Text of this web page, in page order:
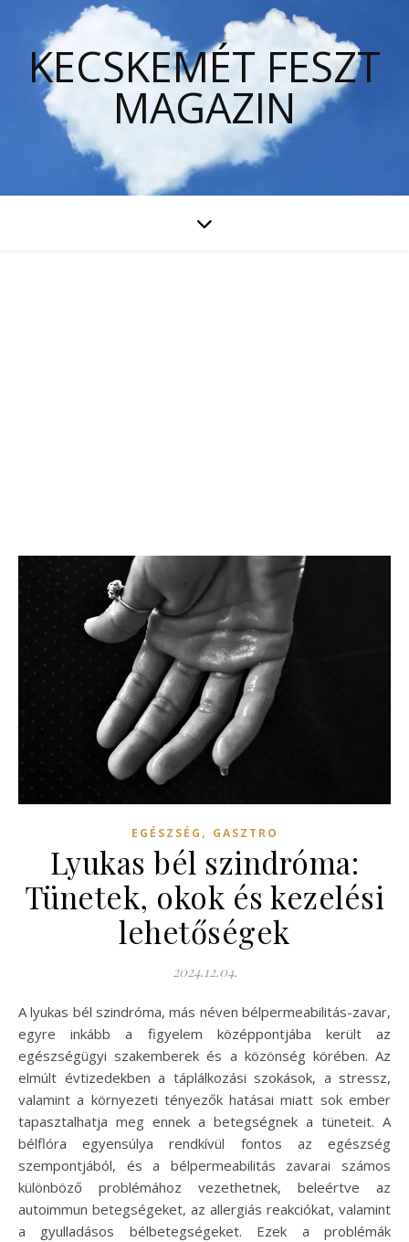
KECSKEMÉT FESZT
MAGAZIN
EGÉSZSÉG , GASZTRO
Lyukas bél szindróma:
Tünetek, okok és kezelési
lehetőségek
2024.12.04.
A lyukas bél szindróma, más néven bélpermeabilitás-zavar,
egyre inkább a figyelem középpontjába került az
egészségügyi szakemberek és a közönség körében. Az
elmúlt évtizedekben a táplálkozási szokások, a stressz,
valamint a környezeti tényezők hatásai miatt sok ember
tapasztalhatja meg ennek a betegségnek a tüneteit. A
bélflóra egyensúlya rendkívül fontos az egészség
szempontjából, és a bélpermeabilitás zavarai számos
különböző problémához vezethetnek, beleértve az
autoimmun betegségeket, az allergiás reakciókat, valamint
a gyulladásos bélbetegségeket. Ezek a problémák